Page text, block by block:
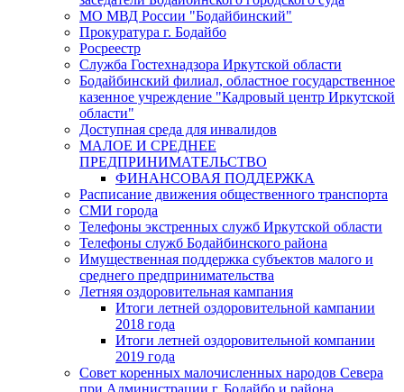
МО МВД России "Бодайбинский"
Прокуратура г. Бодайбо
Росреестр
Служба Гостехнадзора Иркутской области
Бодайбинский филиал, областное государственное
казенное учреждение "Кадровый центр Иркутской
области"
Доступная среда для инвалидов
МАЛОЕ И СРЕДНЕЕ
ПРЕДПРИНИМАТЕЛЬСТВО
ФИНАНСОВАЯ ПОДДЕРЖКА
Расписание движения общественного транспорта
СМИ города
Телефоны экстренных служб Иркутской области
Телефоны служб Бодайбинского района
Имущественная поддержка субъектов малого и
среднего предпринимательства
Летняя оздоровительная кампания
Итоги летней оздоровительной кампании
2018 года
Итоги летней оздоровительной компании
2019 года
Совет коренных малочисленных народов Севера
при Администрации г. Бодайбо и района